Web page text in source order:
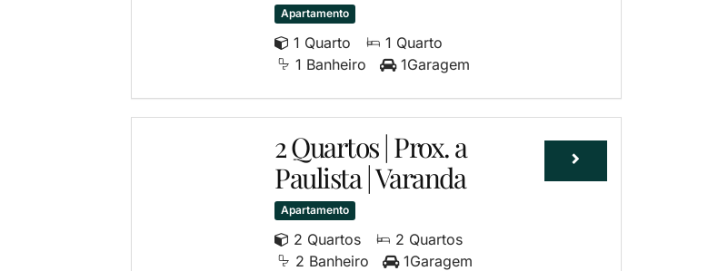
Apartamento
1 Quarto
1 Quarto
1 Banheiro
1Garagem
2 Quartos | Prox. a
Paulista | Varanda
Apartamento
2 Quartos
2 Quartos
2 Banheiro
1Garagem